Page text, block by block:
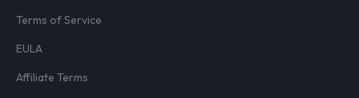
Terms of Service
EULA
Affiliate Terms